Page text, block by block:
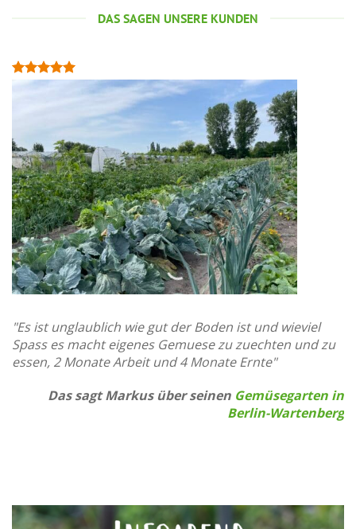
DAS SAGEN UNSERE KUNDEN
"Es ist unglaublich wie gut der Boden ist und wieviel
Spass es macht eigenes Gemuese zu zuechten und zu
essen, 2 Monate Arbeit und 4 Monate Ernte"
Das sagt Markus über seinen Gemüsegarten in
Berlin-Wartenberg